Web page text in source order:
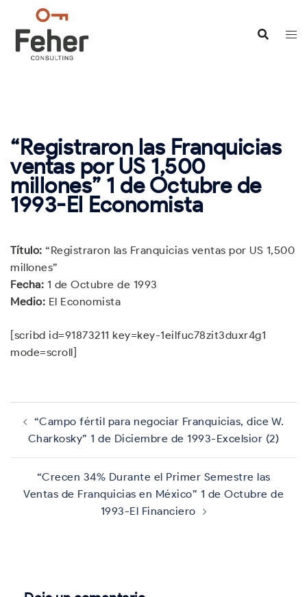
contenido
“Registraron las Franquicias
ventas por US 1,500
millones” 1 de Octubre de
1993-El Economista
Título: “Registraron las Franquicias ventas por US 1,500
millones”
Fecha: 1 de Octubre de 1993
Medio: El Economista
[scribd id=91873211 key=key-1eilfuc78zit3duxr4g1
mode=scroll]
Navegación
de
entradas
“Campo fértil para negociar Franquicias, dice W.
Charkosky” 1 de Diciembre de 1993-Excelsior (2)
“Crecen 34% Durante el Primer Semestre las
Ventas de Franquicias en México” 1 de Octubre de
1993-El Financiero